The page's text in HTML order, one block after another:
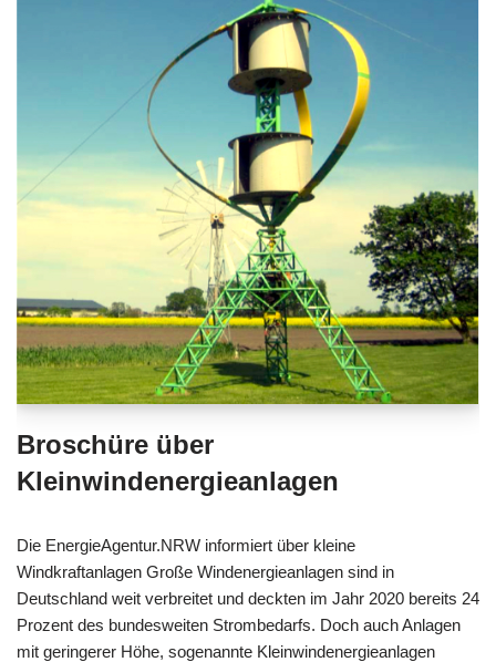
Broschüre über
Kleinwindenergieanlagen
Die EnergieAgentur.NRW informiert über kleine
Windkraftanlagen Große Windenergieanlagen sind in
Deutschland weit verbreitet und deckten im Jahr 2020 bereits 24
Prozent des bundesweiten Strombedarfs. Doch auch Anlagen
mit geringerer Höhe, sogenannte Kleinwindenergieanlagen